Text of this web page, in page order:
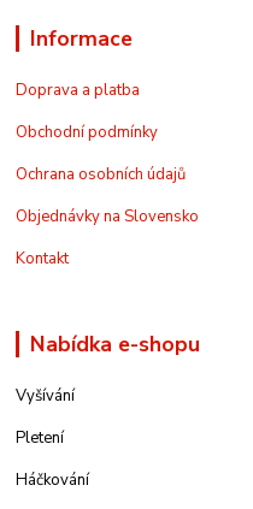
Informace
Doprava a platba
Obchodní podmínky
Ochrana osobních údajů
Objednávky na Slovensko
Kontakt
Nabídka e-shopu
Vyšívání
Pletení
Háčkování